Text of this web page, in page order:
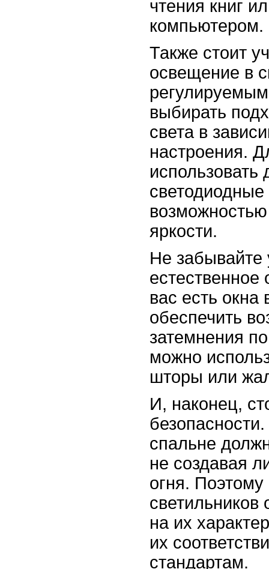
чтения книг
компьютером.
Также стоит
освещение в
выбирать
света в
настроения.
яркости.
Не забывайте
вас есть окна
обеспечить
затемнения
можно
шторы или
И, наконец,
спальне
не создавая
огня.
светильников
на их
их
стандартам.